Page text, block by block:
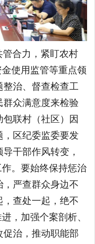
合力，紧盯农村
使用监管等重点领
治、督查检查工
众满意度来检验
联村（社区）因
，区纪委监委要发
干部作风转变，
。要始终保持惩治
严查群众身边不
查处一起，绝不
，加强个案剖析、
治，推动职能部